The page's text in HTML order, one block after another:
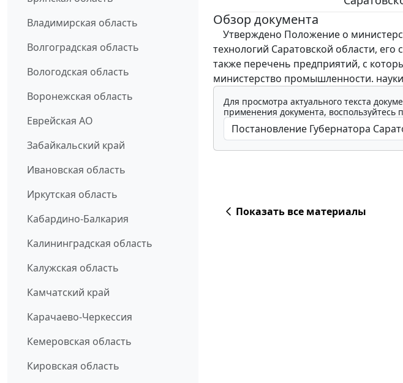
Владимирская область
Волгоградская область
Вологодская область
Воронежская область
Еврейская АО
Забайкальский край
Ивановская область
Иркутская область
Кабардино-Балкария
Калининградская область
Калужская область
Камчатский край
Карачаево-Черкессия
Кемеровская область
Кировская область
Обзор документа
Утверждено Положение о
технологий Саратовской области, его
также перечень предприятий, с
министерство промышленности.
Для просмотра актуального текста
применения документа,
Показать все материалы